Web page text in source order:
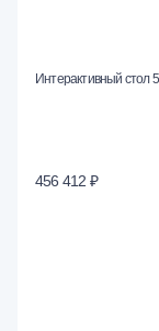
Интерактивный стол
456 412 ₽